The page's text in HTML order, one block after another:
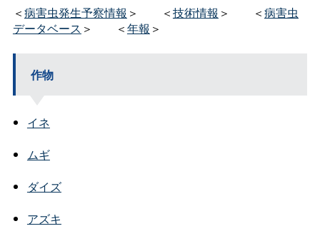
＜病害虫発生予察情報 ＞ ＜技術情報 ＞ ＜病害虫
データベース ＞ ＜年報 ＞
作物
イネ
ムギ
ダイズ
アズキ